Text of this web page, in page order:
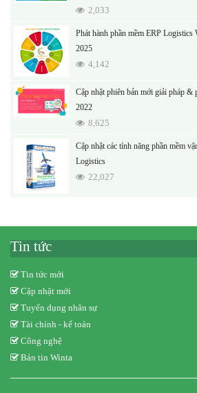
2,033
Phát hành phần mềm ERP Logistics
2025
4,142
Cập nhật phiên bản mới giải pháp &
2022
8,625
Cập nhật các tính năng phần mềm
Logistics
22,027
Tin tức
Tin tức mới
Cập nhật mới
Tuyển dụng nhân sự
Tài chính - kế toán
Công nghệ
Bản tin Winta